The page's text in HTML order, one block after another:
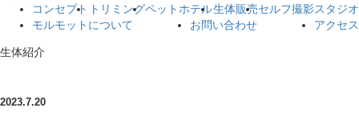
コンセプト トリミングペットホテル生体販売セルフ撮影スタジオ
モルモットについて
お問い合わせ アクセス
生体紹介
2023.7.20